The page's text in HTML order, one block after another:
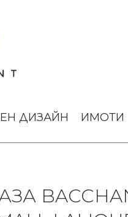
ДИЗАЙН ИМОТИ